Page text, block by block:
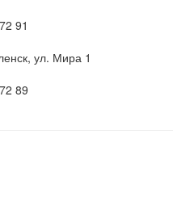
91
ул. Мира 1
89